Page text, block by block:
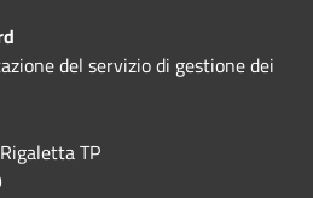
del servizio di gestione dei
TP